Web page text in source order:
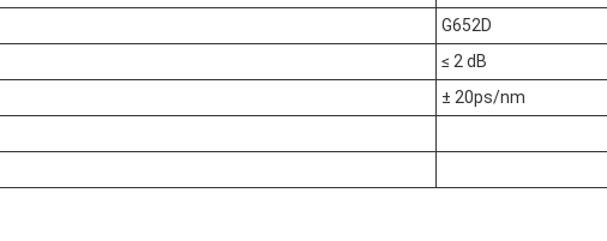
G652D
≤ 2 dB
± 20ps/nm